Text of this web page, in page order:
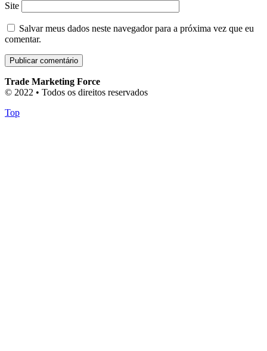
Site
Salvar meus dados neste navegador para a próxima vez que eu
comentar.
Trade Marketing Force
© 2022 • Todos os direitos reservados
Top